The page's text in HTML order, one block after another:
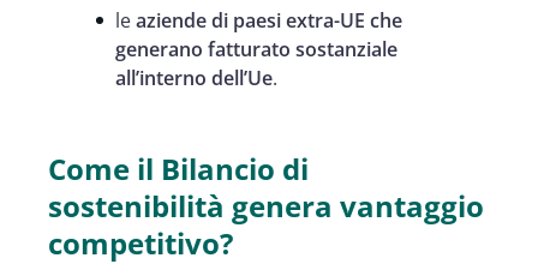
leaziende di paesi extra-UE che
generano fatturato sostanziale
all’interno dell’Ue.
Come il Bilancio di
sostenibilità genera vantaggio
competitivo?